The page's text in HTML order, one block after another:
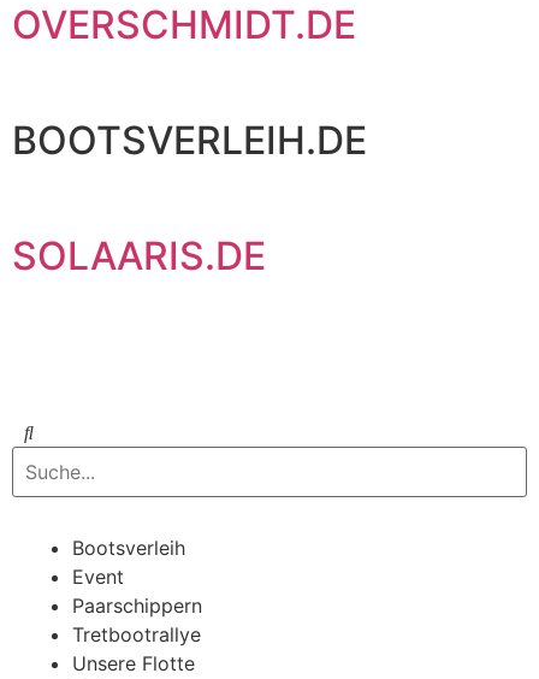
OVERSCHMIDT.DE
BOOTSVERLEIH.DE
SOLAARIS.DE
Bootsverleih
Event
Paarschippern
Tretbootrallye
Unsere Flotte